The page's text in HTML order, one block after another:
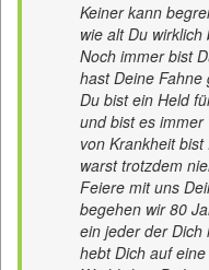
Keiner kann
wie alt Du wirklich
Noch immer bist
hast Deine Fahne
Du bist ein Held
und bist es immer
von Krankheit
warst trotzdem
Feiere mit uns
begehen wir 80
ein jeder der Dich
hebt Dich auf eine